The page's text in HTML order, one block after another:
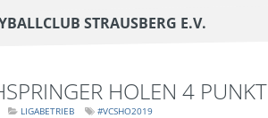
wp-content/themes/siehste/images/
Strausberg e.V.
HOLEN 4
LIGABETRIEB #VCSHO2019